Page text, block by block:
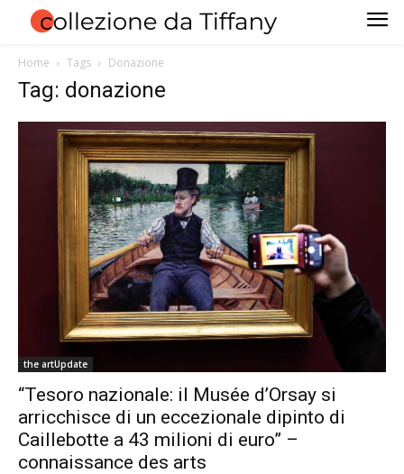
Home Tags Donazione
Tag: donazione
the artUpdate
“Tesoro nazionale: il Musée d’Orsay si
arricchisce di un eccezionale dipinto di
Caillebotte a 43 milioni di euro” –
connaissance des arts